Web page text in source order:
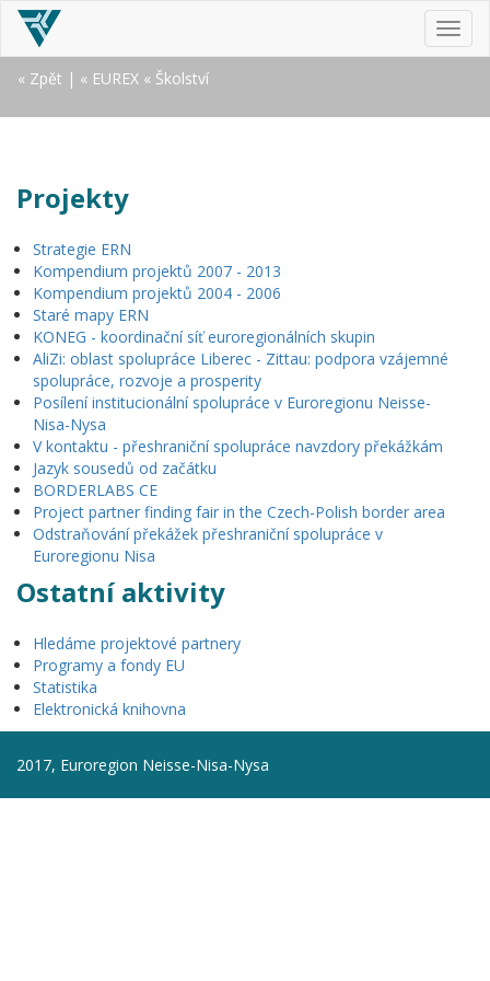
« Zpět | « EUREX « Školství
Projekty
Strategie ERN
Kompendium projektů 2007 - 2013
Kompendium projektů 2004 - 2006
Staré mapy ERN
KONEG - koordinační síť euroregionálních skupin
AliZi: oblast spolupráce Liberec - Zittau: podpora vzájemné
spolupráce, rozvoje a prosperity
Posílení institucionální spolupráce v Euroregionu Neisse-
Nisa-Nysa
V kontaktu - přeshraniční spolupráce navzdory překážkám
Jazyk sousedů od začátku
BORDERLABS CE
Project partner finding fair in the Czech-Polish border area
Odstraňování překážek přeshraniční spolupráce v
Euroregionu Nisa
Ostatní aktivity
Hledáme projektové partnery
Programy a fondy EU
Statistika
Elektronická knihovna
2017, Euroregion Neisse-Nisa-Nysa